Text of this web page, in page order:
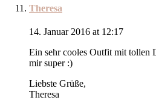
Theresa
14. Januar 2016 at 12:17
Ein sehr cooles Outfit mit tollen
mir super :)
Liebste Grüße,
Theresa